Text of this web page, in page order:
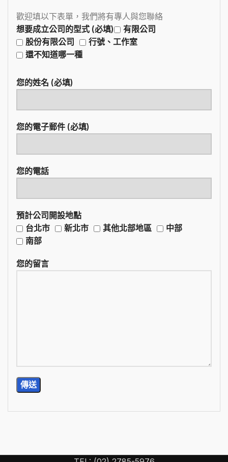
歡迎填以下表單，我們將有專人與您聯絡
想要成立公司的型式 (必填)
有限公司
股份有限公司
行號、工作室
還不知道哪一種
您的姓名 (必填)
您的電子郵件 (必填)
您的電話
預計公司開設地點
台北市
新北市 其他北部地區
中部
南部
您的留言